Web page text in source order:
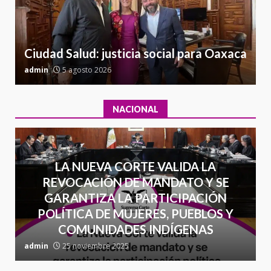
7
Sin paso carretera Oaxaca-
Cuacnopalan
26 junio 2026
Ciudad Salud: justicia social para Oaxaca
admin 5 agosto 2026
NACIONAL
LA NUEVA CORTE VALIDA LA
REVOCACIÓN DE MANDATO Y SE
GARANTIZA LA PARTICIPACIÓN
POLÍTICA DE MUJERES, PUEBLOS Y
COMUNIDADES INDÍGENAS
admin 25 noviembre 2025